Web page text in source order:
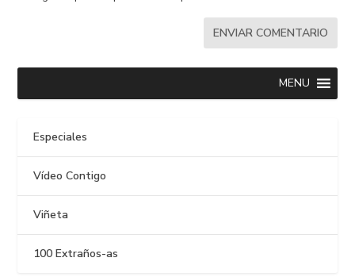
MENU
Especiales
Vídeo Contigo
Viñeta
100 Extraños-as